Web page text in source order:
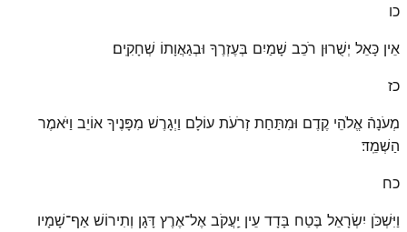
כו
אֵין כָּאֵל יְשֻׁרוּן רֹכֵב שָׁמַיִם בְּעֶזְרֶךָ וּבְגַאֲוָתוֹ שְׁחָקִֽים׃
כז
מְעֹנָהֿ אֱלֹהֵי קֶדֶם וּמִתַּחַת זְרֹעֹת עוֹלָם וַיְגָרֶשׁ מִפָּנֶיךָ אוֹיֵב וַיֹּאמֶר
הַשְׁמֵֽד׃
כח
וַיִּשְׁכֹּן יִשְׂרָאֵל בֶּטַח בָּדָד עֵין יַֽעֲקֹב אֶל־אֶרֶץ דָּגָן וְתִירוֹשׁ אַף־שָׁמָיו